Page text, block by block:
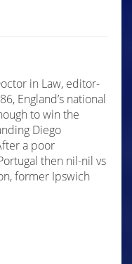
in Law, editor-
England’s national
to win the
Diego
a poor
then nil-nil vs
former Ipswich